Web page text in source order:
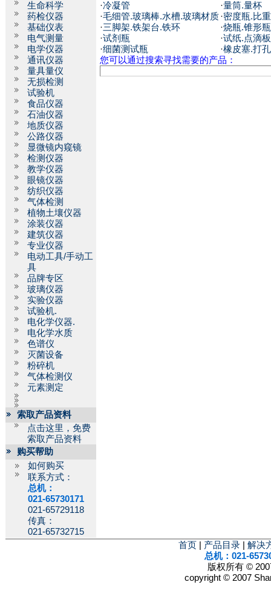
生命科学
药检仪器
基础仪表
电气测量
电学仪器
通讯仪器
量具量仪
无损检测
试验机
食品仪器
石油仪器
地质仪器
公路仪器
显微镜内窥镜
检测仪器
教学仪器
眼镜仪器
纺织仪器
气体检测
植物土壤仪器
涂装仪器
建筑仪器
专业仪器
电动工具/手动工
具
品牌专区
玻璃仪器
实验仪器
试验机.
电化学仪器.
电化学水质
色谱仪
灭菌设备
粉碎机
气体检测仪
元素测定
索取产品资料
点击这里，免费
索取产品资料
购买帮助
如何购买
联系方式：
总机：
021-65730171
021-65729118
传真：
021-65732715
·冷凝管 ·量筒.量杯
·毛细管.玻璃棒.水槽.玻璃材质·密度瓶.比
·三脚架.铁架台.铁环 ·烧瓶.锥形
·试剂瓶 ·试纸.点滴
·细菌测试瓶 ·橡皮塞.打
您可以通过搜索寻找需要的产品：
首页 产品目录
解决
总机：021-
版权所有 ©
copyright © 2007